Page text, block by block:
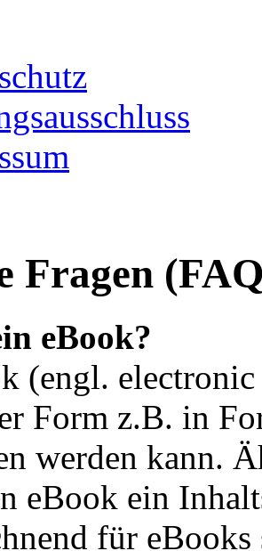
Fragen
eBook?
(engl.
Form z.B. in
werden kann.
eBook ein
für